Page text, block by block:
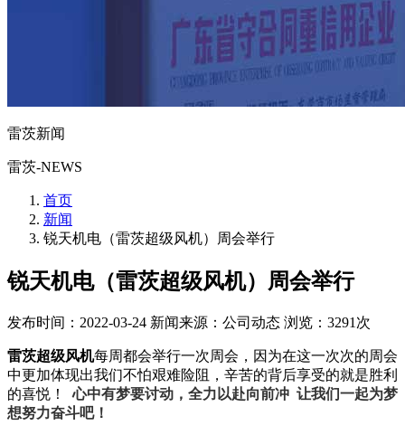
雷茨新闻
雷茨-NEWS
首页
新闻
锐天机电（雷茨超级风机）周会举行
锐天机电（雷茨超级风机）周会举行
发布时间：2022-03-24 新闻来源：公司动态 浏览：3291次
雷茨超级风机每周都会举行一次周会，因为在这一次次的周会
中更加体现出我们不怕艰难险阻，辛苦的背后享受的就是胜利
的喜悦！心中有梦要讨动，全力以赴向前冲 让我们一起为梦
想努力奋斗吧！